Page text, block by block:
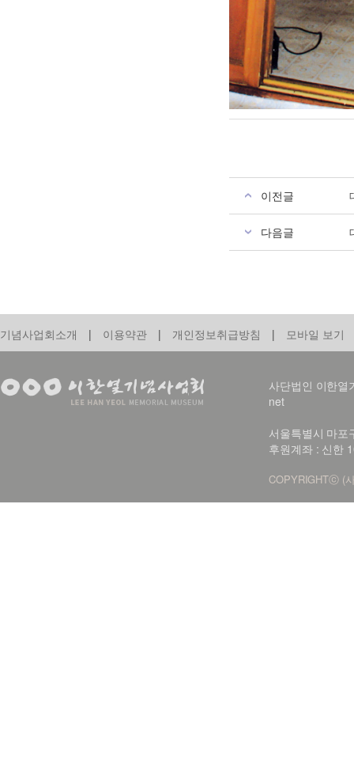
이전글
다음글
기념사업회소개 | 이용약관 | 개인정보취급방침 | 모바일 보기
사단법인 이한
net
서울특별시 마
후원계좌 : 신한
COPYRIGHTⓒ (